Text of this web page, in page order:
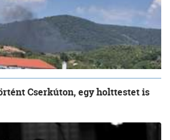
Cserkúton, egy holttestet is